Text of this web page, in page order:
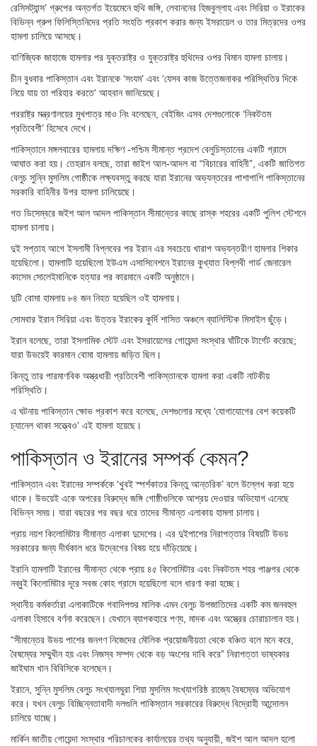
রেসিসট্যান্স’ গ্রুপের অন্তর্গত ইয়েমেনে হুথি জঙ্গি, লেবাননের হিজবুল্লাহ এবং সিরিয়া ও ইরাকের
বিভিন্ন গ্রুপ ফিলিস্তিনিদের প্রতি সংহতি প্রকাশ করার জন্য ইসরায়েল ও তার মিত্রদের ওপর
হামলা চালিয়ে আসছে।
বাণিজ্যিক জাহাজে হামলার পর যুক্তরাষ্ট্র ও যুক্তরাষ্ট্র হুথিদের ওপর বিমান হামলা চালায়।
চীন বুধবার পাকিস্তান এবং ইরানকে ‘সংযম’ এবং ‘যেসব কাজ উত্তেজনাকর পরিস্থিতির দিকে
নিয়ে যায় তা পরিহার করতে’ আহবান জানিয়েছে।
পররাষ্ট্র মন্ত্রণালয়ের মুখপাত্র মাও নিং বলেছেন, বেইজিং এসব দেশগুলোকে ‘নিকটতম
প্রতিবেশী’ হিসেবে দেখে।
পাকিস্তানে মঙ্গলবারের হামলায় দক্ষিণ -পশ্চিম সীমান্ত প্রদেশ বেলুচিস্তানের একটি গ্রামে
আঘাত করা হয়। তেহরান বলছে, তারা জাইশ আল-আদল বা “বিচারের বাহিনী”, একটি জাতিগত
বেলুচ সুন্নি মুসলিম গোষ্ঠীকে লক্ষ্যবস্তু করছে যারা ইরানের অভ্যন্তরের পাশাপাশি পাকিস্তানের
সরকারি বাহিনীর উপর হামলা চালিয়েছে।
গত ডিসেম্বরে জইশ আল আদল পাকিস্তান সীমান্তের কাছে রাস্ক শহরের একটি পুলিশ স্টেশনে
হামলা চালায়।
দুই সপ্তাহ আগে ইসলামী বিপ্লবের পর ইরান এর সবচেয়ে খারাপ অভ্যন্তরীণ হামলার শিকার
হয়েছিলো। হামলাটি হয়েছিলো ইউএস এসাসিনেশনে ইরানের কুখ্যাত বিপ্লবী গার্ড জেনারেল
কাসেম সোলেইমানিকে হত্যার পর কারমানে একটি অনুষ্ঠানে।
দুটি বোমা হামলায় ৮৪ জন নিহত হয়েছিল ওই হামলায়।
সোমবার ইরান সিরিয়া এবং উত্তর ইরাকের কুর্দি শাসিত অঞ্চলে ব্যালিস্টিক মিসাইল ছুঁড়ে।
ইরান বলেছে, তারা ইসলামিক স্টেট এবং ইসরায়েলের গোয়েন্দা সংস্থার ঘাঁটিকে টার্গেট করেছে;
যারা উভয়েই কারমান বোমা হামলায় জড়িত ছিল।
কিন্তু তার পারমাণবিক অস্ত্রধারী প্রতিবেশী পাকিস্তানকে হামলা করা একটি নাটকীয়
পরিস্থিতি।
এ ঘটনায় পাকিস্তান ক্ষোভ প্রকাশ করে বলেছে, দেশগুলোর মধ্যে ‘যোগাযোগের বেশ কয়েকটি
চ্যানেল থাকা সত্ত্বেও’ এই হামলা হয়েছে।
পাকিস্তান ও ইরানের সম্পর্ক কেমন?
পাকিস্তান এবং ইরানের সম্পর্ককে ‘খুবই স্পর্শকাতর কিন্তু আন্তরিক’ বলে উল্লেখ করা হয়ে
থাকে। উভয়েই একে অপরের বিরুদ্ধে জঙ্গি গোষ্ঠীগুলিকে আশ্রয় দেওয়ার অভিযোগ এনেছে
বিভিন্ন সময়। যারা বছরের পর বছর ধরে তাদের সীমান্ত এলাকায় হামলা চালায়।
প্রায় নয়শ কিলোমিটার সীমান্ত এলাকা দুদেশের। এর দুইপাশের নিরাপত্তার বিষয়টি উভয়
সরকারের জন্য দীর্ঘকাল ধরে উদ্বেগের বিষয় হয়ে দাঁড়িয়েছে।
ইরানি হামলাটি ইরানের সীমান্ত থেকে প্রায় ৪৫ কিলোমিটার এবং নিকটতম শহর পাঞ্জগর থেকে
নব্বুই কিলোমিটার দূরে সবজ কোহ গ্রামে হয়েছিলো বলে ধারণা করা হচ্ছে।
স্থানীয় কর্মকর্তারা এলাকাটিকে গবাদিপশুর মালিক এমন বেলুচ উপজাতিদের একটি কম জনবহুল
এলাকা হিসাবে বর্ণনা করেছেন। যেখানে ব্যাপকহারে পণ্য, মাদক এবং অস্ত্রের চোরাচালান হয়।
“সীমান্তের উভয় পাশের জনগণ নিজেদের মৌলিক প্রয়োজনীয়তা থেকে বঞ্চিত বলে মনে করে,
বৈষম্যের সম্মুখীন হয় এবং নিজস্ব সম্পদ থেকে বড় অংশের দাবি করে” নিরাপত্তা ভাষ্যকার
জাইঘাম খান বিবিসিকে বলেছেন।
ইরানে, সুন্নি মুসলিম বেলুচ সংখ্যালঘুরা শিয়া মুসলিম সংখ্যাগরিষ্ঠ রাজ্যে বৈষম্যের অভিযোগ
করে। যখন বেলুচ বিচ্ছিন্নতাবাদী দলগুলি পাকিস্তান সরকারের বিরুদ্ধে বিদ্রোহী আন্দোলন
চালিয়ে যাচ্ছে।
মার্কিন জাতীয় গোয়েন্দা সংস্থার পরিচালকের কার্যালয়ের তথ্য অনুযায়ী, জইশ আল আদল হলো